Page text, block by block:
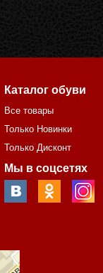
Каталог обуви
Все товары
Только Новинки
Только Дисконт
Мы в соцсетях